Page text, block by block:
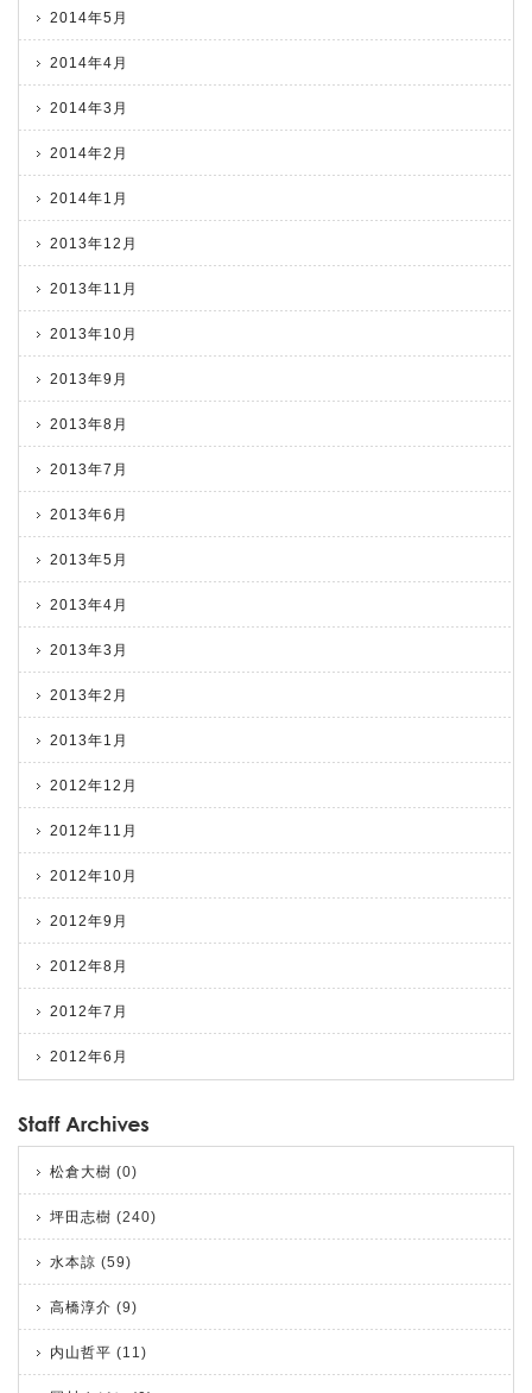
2014年5月
2014年4月
2014年3月
2014年2月
2014年1月
2013年12月
2013年11月
2013年10月
2013年9月
2013年8月
2013年7月
2013年6月
2013年5月
2013年4月
2013年3月
2013年2月
2013年1月
2012年12月
2012年11月
2012年10月
2012年9月
2012年8月
2012年7月
2012年6月
松倉大樹 (0)
坪田志樹 (240)
水本諒 (59)
高橋淳介 (9)
内山哲平 (11)